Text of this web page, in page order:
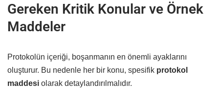
Gereken Kritik Konular ve Örnek
Maddeler
Protokolün içeriği, boşanmanın en önemli ayaklarını
oluşturur. Bu nedenle her bir konu, spesifik protokol
maddesi olarak detaylandırılmalıdır.